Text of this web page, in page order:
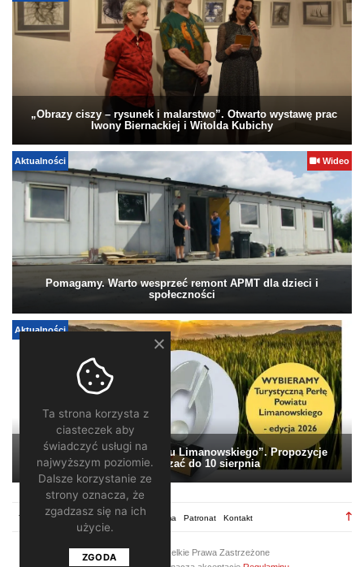
„Obrazy ciszy – rysunek i malarstwo”. Otwarto wystawę prac
Iwony Biernackiej i Witolda Kubichy
Aktualności Wideo
Pomagamy. Warto wesprzeć remont APMT dla dzieci i
społeczności
Aktualności
„Turystyczna Perła Powiatu Limanowskiego”. Propozycje
można zgłaszać do 10 sierpnia
Regulamin Redakcja Reklama Patronat Kontakt
2026 ©
/ Wszelkie Prawa Zastrzeżone
Ta strona korzysta z
ciasteczek aby
świadczyć usługi na
najwyższym poziomie.
Dalsze korzystanie ze
strony oznacza, że
zgadzasz się na ich
użycie.
ZGODA